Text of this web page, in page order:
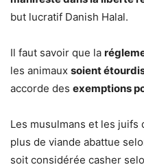
but lucratif Danish Halal.
Il faut savoir que la
les animaux soient
accorde des exemptions
Les musulmans et les juifs
plus de viande abattue
soit considérée casher